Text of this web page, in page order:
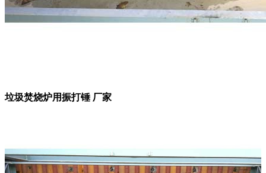
垃圾焚烧炉用振打锤 厂家